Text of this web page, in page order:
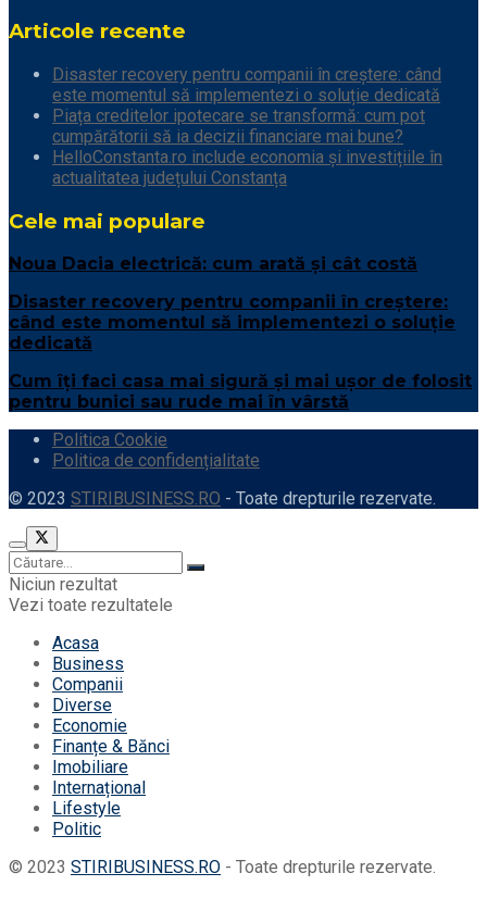
Articole recente
Disaster recovery pentru companii în creștere: când
este momentul să implementezi o soluție dedicată
Piața creditelor ipotecare se transformă: cum pot
cumpărătorii să ia decizii financiare mai bune?
HelloConstanta.ro include economia și investițiile în
actualitatea județului Constanța
Cele mai populare
Noua Dacia electrică: cum arată și cât costă
Disaster recovery pentru companii în creștere:
când este momentul să implementezi o soluție
dedicată
Cum îți faci casa mai sigură și mai ușor de folosit
pentru bunici sau rude mai în vârstă
Politica Cookie
Politica de confidențialitate
© 2023 STIRIBUSINESS.RO - Toate drepturile rezervate.
Niciun rezultat
Vezi toate rezultatele
Acasa
Business
Companii
Diverse
Economie
Finanțe & Bănci
Imobiliare
Internațional
Lifestyle
Politic
© 2023 STIRIBUSINESS.RO - Toate drepturile rezervate.